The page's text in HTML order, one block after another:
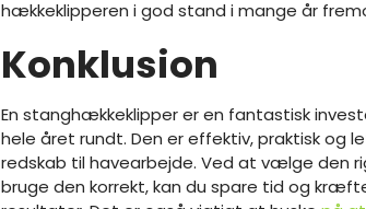
hækkeklipperen i god stand i mange år
Konklusion
En stanghækkeklipper er en fantastisk
hele året rundt. Den er effektiv, praktisk og
redskab til havearbejde. Ved at vælge den
bruge den korrekt, kan du spare tid og